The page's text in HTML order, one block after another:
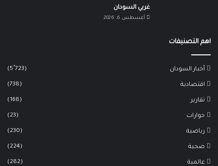
غربي السودان
أغسطس 6, 2026
اهم التصنيفات
أخبار السودان (5٬723)
اقتصادية (738)
تقارير (168)
حوارات (23)
رياضية (230)
صحية (224)
عالمية (282)